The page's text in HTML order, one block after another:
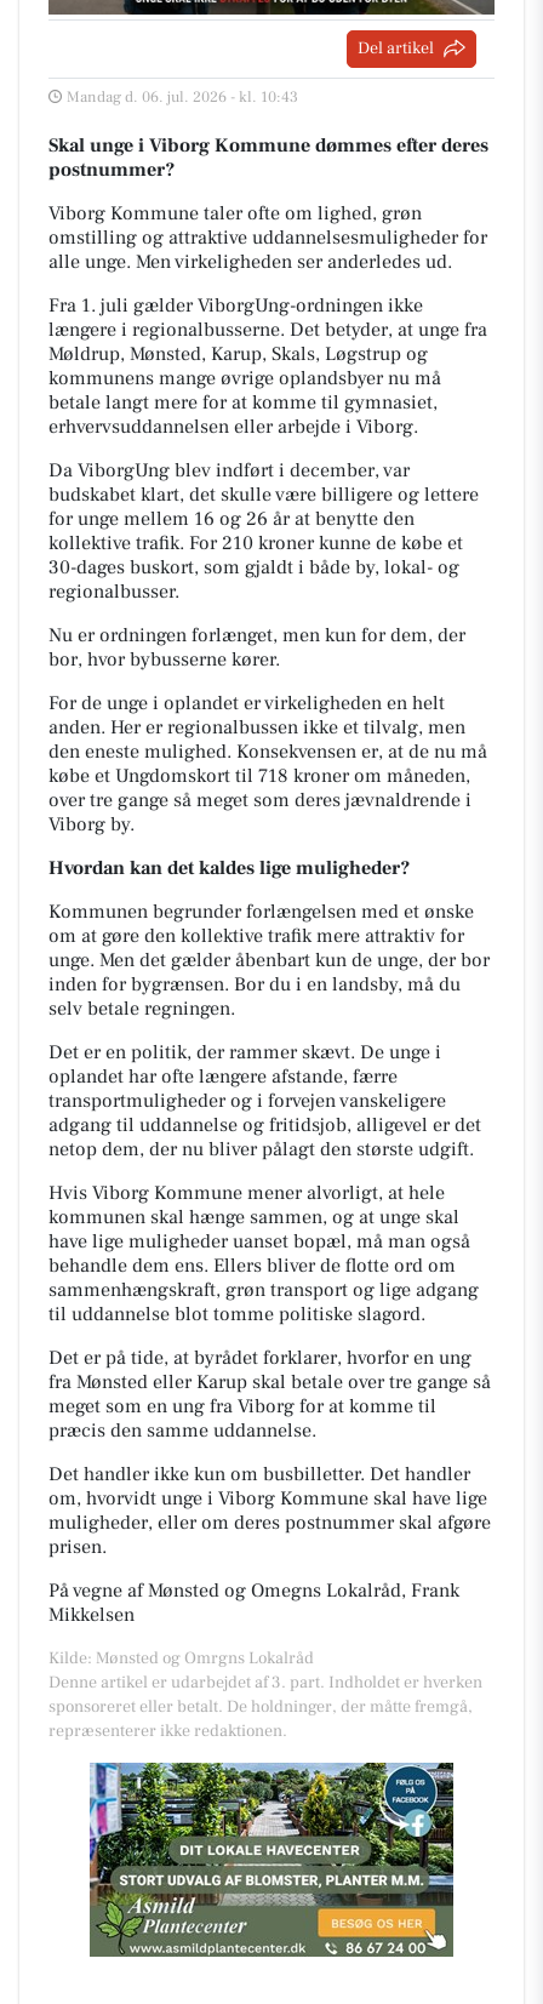
Del artikel
Mandag d. 06. jul. 2026 - kl. 10:43
Skal unge i Viborg Kommune dømmes efter deres
postnummer?
Viborg Kommune taler ofte om lighed, grøn
omstilling og attraktive uddannelsesmuligheder for
alle unge. Men virkeligheden ser anderledes ud.
Fra 1. juli gælderViborgUng-ordningen ikke
længere i regionalbusserne. Det betyder, at unge fra
Møldrup, Mønsted, Karup, Skals, Løgstrup og
kommunens mange øvrige oplandsbyer nu må
betale langt mere for at komme til gymnasiet,
erhvervsuddannelsen eller arbejde i Viborg.
Da ViborgUng blev indført i december, var
budskabet klart, det skulle være billigere og lettere
for unge mellem 16 og 26 år at benytte den
kollektive trafik. For 210 kroner kunne de købe et
30-dages buskort, som gjaldt i både by, lokal- og
regionalbusser.
Nu er ordningen forlænget, men kun for dem, der
bor, hvor bybusserne kører.
For de unge i oplandet er virkeligheden en helt
anden. Her er regionalbussen ikke et tilvalg, men
den eneste mulighed. Konsekvensen er, at de nu må
købe et Ungdomskort til 718 kroner om måneden,
over tre gange så meget som deres jævnaldrende i
Viborg by.
Hvordan kan det kaldes lige muligheder?
Kommunen begrunder forlængelsen med et ønske
om at gøre den kollektive trafik mere attraktiv for
unge. Men det gælder åbenbart kun de unge, der bor
inden for bygrænsen. Bor du i en landsby, må du
selv betale regningen.
Det er en politik, der rammer skævt. De unge i
oplandet har ofte længere afstande, færre
transportmuligheder og i forvejen vanskeligere
adgang til uddannelse og fritidsjob, alligevel er det
netop dem, der nu bliver pålagt den største udgift.
Hvis Viborg Kommune mener alvorligt, at hele
kommunen skal hænge sammen, og at unge skal
have lige muligheder uanset bopæl, må man også
behandle dem ens. Ellers bliver de flotte ord om
sammenhængskraft, grøn transport og lige adgang
til uddannelse blot tomme politiske slagord.
Det er på tide, at byrådet forklarer, hvorfor en ung
fra Mønsted eller Karup skal betale over tre gange så
meget som en ung fra Viborg for at komme til
præcis den samme uddannelse.
Det handler ikke kun om busbilletter. Det handler
om, hvorvidt unge i Viborg Kommune skal have lige
muligheder, eller om deres postnummer skal afgøre
prisen.
På vegne af Mønsted og Omegns Lokalråd, Frank
Mikkelsen
Kilde: Mønsted og Omrgns Lokalråd
Denne artikel er udarbejdet af 3. part. Indholdet er hverken
sponsoreret eller betalt. De holdninger, der måtte fremgå,
repræsenterer ikke redaktionen.